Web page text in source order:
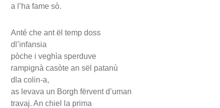
a l’ha fame sò.
Anté che ant ël temp doss
dl’infansia
pòche i veghìa sperduve
rampignà casòte an sël patanù
dla colin-a,
as levava un Borgh fërvent d’uman
travaj. An chiel la prima